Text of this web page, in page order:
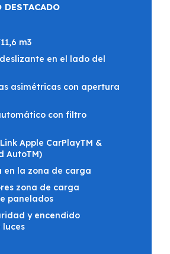
m3
en el lado del
asimétricas con apertura
con filtro
Apple CarPlayTM &
AutoTM)
en la zona de carga
zona de carga
panelados
y encendido